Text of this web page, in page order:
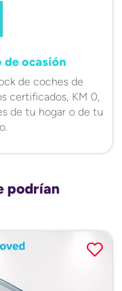
ocasión
de coches de
certificados, KM 0,
de tu hogar o de tu
podrían